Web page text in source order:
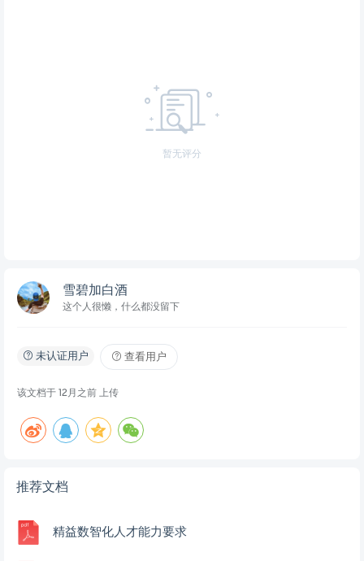
暂无评分
雪碧加白酒
这个人很懒，什么都没留下
未认证用户 查看用户
该文档于 12月之前 上传
推荐文档
精益数智化人才能力要求